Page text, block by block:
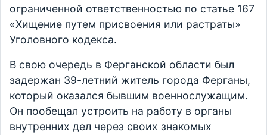
ограниченной ответственностью по статье 167
«Хищение путем присвоения или растраты»
Уголовного кодекса.
В свою очередь в Ферганской области был
задержан 39-летний житель города Ферганы,
который оказался бывшим военнослужащим.
Он пообещал устроить на работу в органы
внутренних дел через своих знакомых